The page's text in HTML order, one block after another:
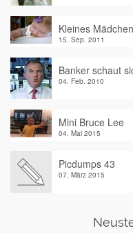
Kleines
15. Sep. 2011
Banker schaut
04. Feb. 2010
Mini Bruce Lee
04. Mai 2015
Picdumps 43
07. März 2015